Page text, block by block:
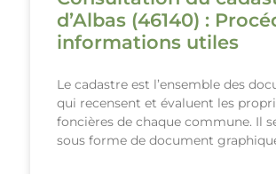
d’Albas (46140) :
informations utiles
Le cadastre est l’ensemble des
qui recensent et évaluent les
foncières de chaque commune. Il
sous forme de document